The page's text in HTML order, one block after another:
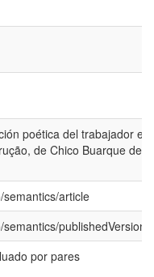
poética del trabajador en
de Chico Buarque de
article
publishedVersion
por pares